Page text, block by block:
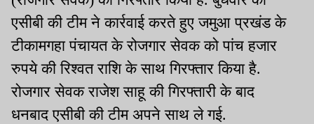
एसीबी की टीम ने कार्रवाई करते हुए जमुआ प्रखंड के
टीकामगहा पंचायत के रोजगार सेवक को पांच हजार
रुपये की रिश्वत राशि के साथ गिरफ्तार किया है.
रोजगार सेवक राजेश साहू की गिरफ्तारी के बाद
धनबाद एसीबी की टीम अपने साथ ले गई.